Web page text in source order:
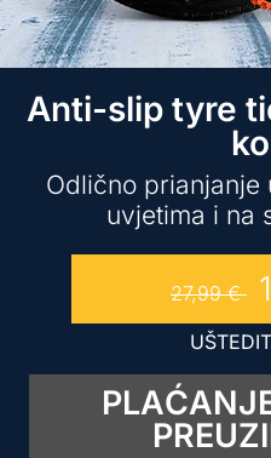
Anti-slip tyre
Odlično prianjanje
uvjetima i na
27,99€